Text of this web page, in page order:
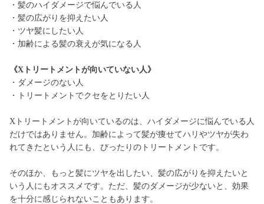
・髪のハイダメージで悩んでいる人
・髪の広がりを抑えたい人
・ツヤ髪にしたい人
・加齢による髪の衰えが気になる人
《Xトリートメントが向いていない人》
・ダメージのない人
・トリートメントでクセをとりたい人
Xトリートメントが向いているのは、ハイダメージに悩んでいる人
だけではありません。加齢によって髪が痩せてハリやツヤが失わ
れてきたという人にも、ぴったりのトリートメントです。
そのほか、もっと髪にツヤを出したい、髪の広がりを抑えたいと
いう人にもオススメです。ただ、髪のダメージが少ないと、効果
を十分に感じられないこともあります。